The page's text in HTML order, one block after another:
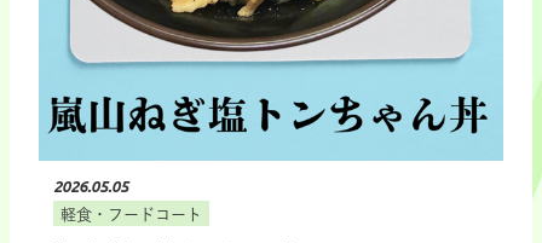
2026.05.05
軽食・フードコート